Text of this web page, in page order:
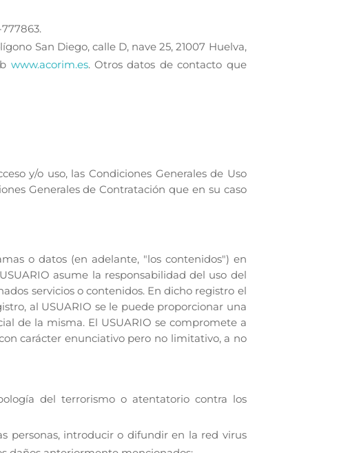
San Diego, calle D, nave 25, 21007 Huelva,
www.acorim.es. Otros datos de contacto que
y/o uso, las Condiciones Generales de Uso
Generales de Contratación que en su caso
o datos (en adelante, "los contenidos") en
asume la responsabilidad del uso del
servicios o contenidos. En dicho registro el
al USUARIO se le puede proporcionar una
de la misma. El USUARIO se compromete a
carácter enunciativo pero no limitativo, a no
del terrorismo o atentatorio contra los
personas, introducir o difundir en la red virus